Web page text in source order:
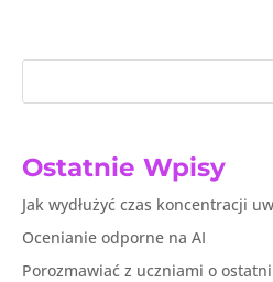
Ostatnie Wpisy
Jak wydłużyć czas koncentracji
Ocenianie odporne na AI
Porozmawiać z uczniami o